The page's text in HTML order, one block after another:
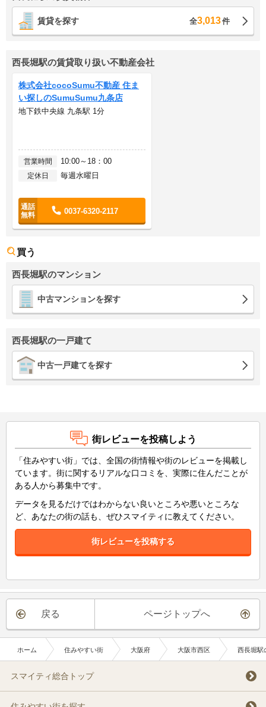
賃貸を探す 全3,013件
西長堀駅の賃貸取り扱い不動産会社
株式会社cocoSumu不動産 住ま
い探しのSumuSumu九条店
地下鉄中央線 九条駅 1分
営業時間 10:00～18：00
定休日 毎週水曜日
0037-6320-2117
買う
西長堀駅のマンション
中古マンションを探す
西長堀駅の一戸建て
中古一戸建てを探す
街レビューを投稿しよう
「住みやすい街」では、全国の街情報や街のレビューを掲載し
ています。街に関するリアルな口コミを、実際に住んだことが
ある人から募集中です。
データを見るだけではわからない良いところや悪いところな
ど、あなたの街の話も、ぜひスマイティに教えてください。
街レビューを投稿する
戻る ページトップへ
ホーム 住みやすい街 大阪府 大阪市西区 西長堀駅
スマイティ総合トップ